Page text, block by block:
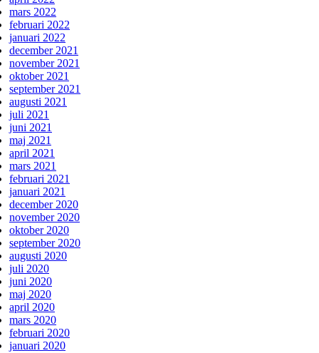
mars 2022
februari 2022
januari 2022
december 2021
november 2021
oktober 2021
september 2021
augusti 2021
juli 2021
juni 2021
maj 2021
april 2021
mars 2021
februari 2021
januari 2021
december 2020
november 2020
oktober 2020
september 2020
augusti 2020
juli 2020
juni 2020
maj 2020
april 2020
mars 2020
februari 2020
januari 2020